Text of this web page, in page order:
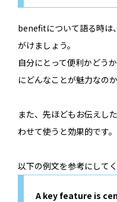
benefitについて語る時は
がけましょう。
自分にとって便利かどう
にどんなことが魅力なの
また、先ほどもお伝えし
わせて使うと効果的です。
以下の例文を参考にしてく
A key feature is